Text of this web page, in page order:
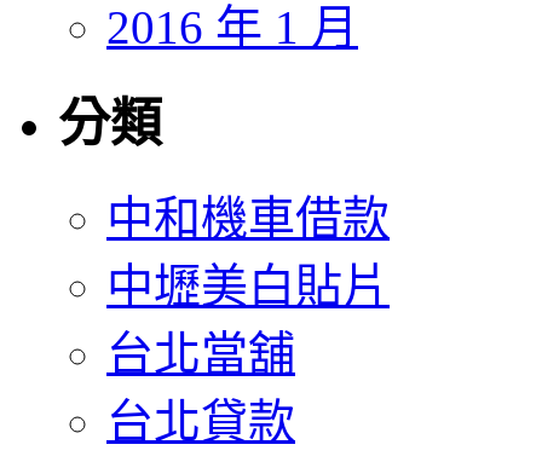
2016 年 1 月
分類
中和機車借款
中壢美白貼片
台北當舖
台北貸款